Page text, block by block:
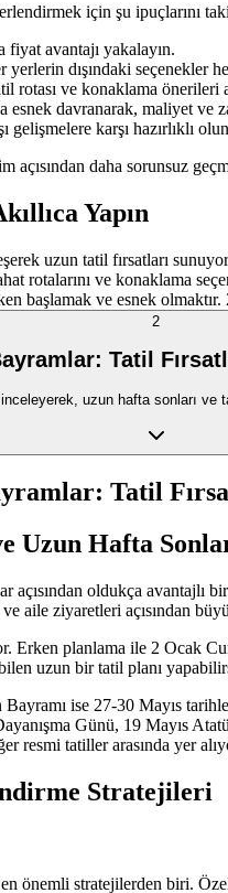
için şu ipuçlarını
fiyat avantajı yakalayın.
yerlerin dışındaki seçenekler
rotası ve konaklama önerileri
davranarak, maliyet ve
gelişmelere karşı hazırlıklı
daha sorunsuz
Yapın
uzun tatil fırsatları
rotalarını ve konaklama
başlamak ve esnek
2
Tatil
uzun hafta sonları
Tatil
Uzun Hafta
açısından oldukça
aile ziyaretleri açısından
Erken planlama ile 2 Ocak
uzun bir tatil planı
ise 27-30 Mayıs
Günü, 19 Mayıs
resmi tatiller arasında yer
Stratejileri
en önemli stratejilerden biri.